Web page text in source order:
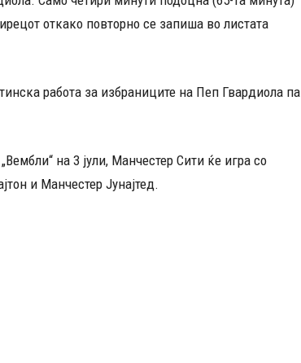
откако повторно се запиша во листата
работа за избраниците на Пеп Гвардиола па
на 3 јули, Манчестер Сити ќе игра со
и Манчестер Јунајтед.